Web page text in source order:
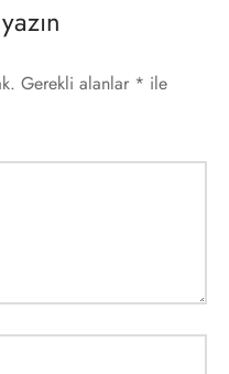
Gerekli alanlar * ile